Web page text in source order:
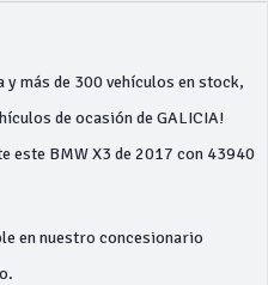
más de 300 vehículos en stock,
de ocasión de GALICIA!
este BMW X3 de 2017 con 43940
en nuestro concesionario